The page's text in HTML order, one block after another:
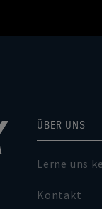
ÜBER UNS
Lerne uns
Kontakt